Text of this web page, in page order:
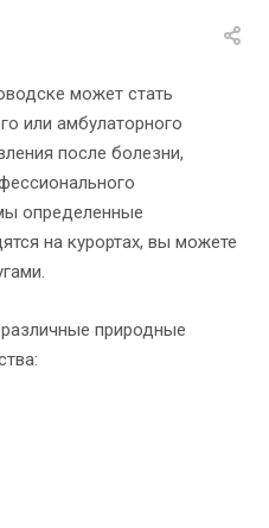
может стать
или амбулаторного
после болезни,
определенные
на курортах, вы можете
природные